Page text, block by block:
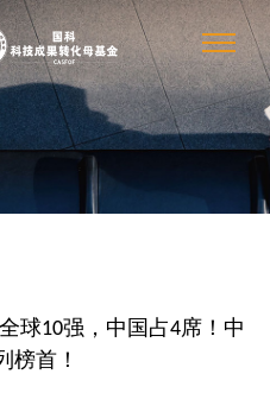
球10强，中国占4席！中
榜首！